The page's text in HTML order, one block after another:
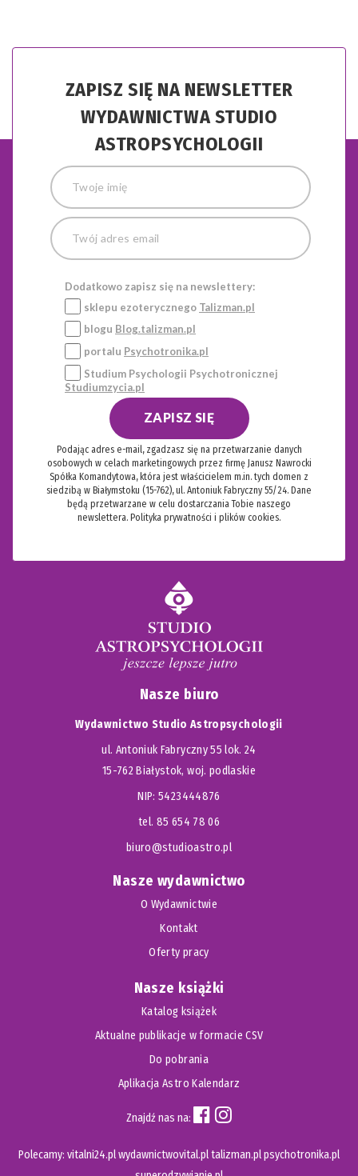
ZAPISZ SIĘ NA NEWSLETTER
WYDAWNICTWA STUDIO
ASTROPSYCHOLOGII
Dodatkowo zapisz się na newslettery:
sklepu ezoterycznego Talizman.pl
blogu Blog.talizman.pl
portalu Psychotronika.pl
Studium Psychologii Psychotronicznej
Studiumzycia.pl
ZAPISZ SIĘ
Podając adres e-mail, zgadzasz się na przetwarzanie danych
osobowych w celach marketingowych przez firmę Janusz Nawrocki
Spółka Komandytowa, która jest właścicielem m.in. tych domen z
siedzibą w Białymstoku (15-762), ul. Antoniuk Fabryczny 55/24. Dane
będą przetwarzane w celu dostarczania Tobie naszego
newslettera. Polityka prywatności i plików cookies.
Nasze biuro
Wydawnictwo Studio Astropsychologii
ul. Antoniuk Fabryczny 55 lok. 24
15-762 Białystok, woj. podlaskie
NIP: 5423444876
tel. 85 654 78 06
biuro@studioastro.pl
Nasze wydawnictwo
O Wydawnictwie
Kontakt
Oferty pracy
Nasze książki
Katalog książek
Aktualne publikacje w formacie CSV
Do pobrania
Aplikacja Astro Kalendarz
Znajdź nas na:
Polecamy: vitalni24.plwydawnictwovital.pltalizman.plpsychotronika.pl